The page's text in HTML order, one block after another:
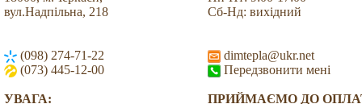
вул.Надпільна, 218
(098) 274-71-22
(073) 445-12-00
Сб-Нд: вихідний
dimtepla@ukr.net
Передзвонити мені
УВАГА: ПРИЙМАЄМО ДО